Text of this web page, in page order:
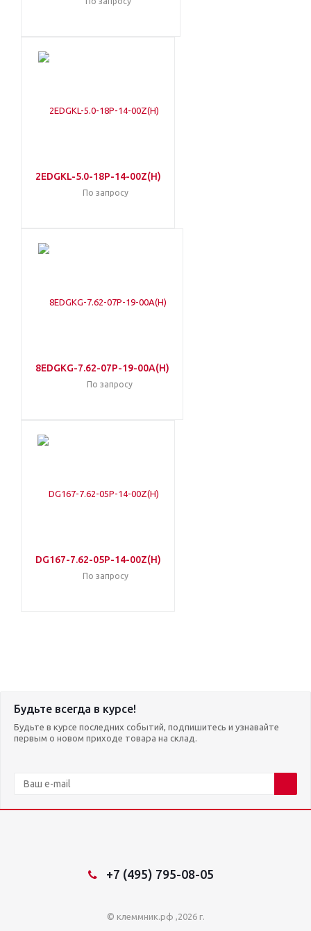
2EDGKL-5.0-18P-14-00Z(H)
По запросу
8EDGKG-7.62-07P-19-00A(H)
По запросу
DG167-7.62-05P-14-00Z(H)
По запросу
Будьте всегда в курсе!
Будьте в курсе последних событий, подпишитесь и узнавайте
первым о новом приходе товара на склад.
+7 (495) 795-08-05
© клеммник.рф ,2026 г.